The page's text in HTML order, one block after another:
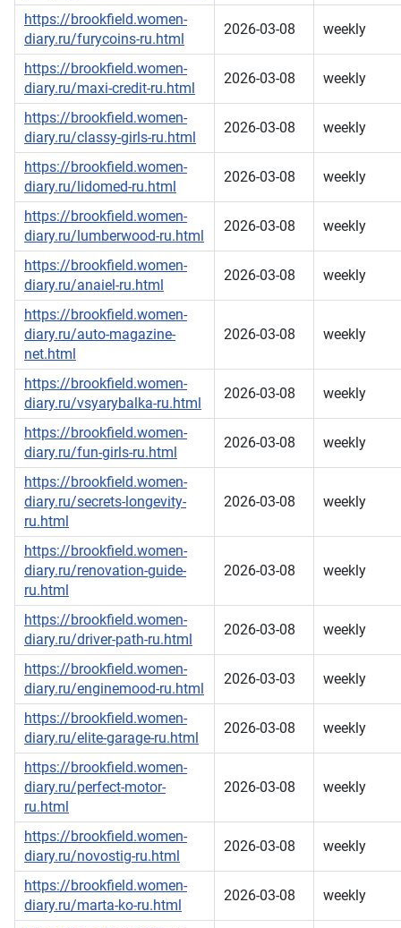
https://brookfield.women-
diary.ru/furycoins-ru.html
2026-03-08 weekly
https://brookfield.women-
diary.ru/maxi-credit-ru.html
2026-03-08 weekly
https://brookfield.women-
diary.ru/classy-girls-ru.html
2026-03-08 weekly
https://brookfield.women-
diary.ru/lidomed-ru.html
2026-03-08 weekly
https://brookfield.women-
diary.ru/lumberwood-ru.html
2026-03-08 weekly
https://brookfield.women-
diary.ru/anaiel-ru.html
2026-03-08 weekly
https://brookfield.women-
diary.ru/auto-magazine-
net.html
2026-03-08 weekly
https://brookfield.women-
diary.ru/vsyarybalka-ru.html
2026-03-08 weekly
https://brookfield.women-
diary.ru/fun-girls-ru.html
2026-03-08 weekly
https://brookfield.women-
diary.ru/secrets-longevity-
ru.html
2026-03-08 weekly
https://brookfield.women-
diary.ru/renovation-guide-
ru.html
2026-03-08 weekly
https://brookfield.women-
diary.ru/driver-path-ru.html
2026-03-08 weekly
https://brookfield.women-
diary.ru/enginemood-ru.html
2026-03-03 weekly
https://brookfield.women-
diary.ru/elite-garage-ru.html
2026-03-08 weekly
https://brookfield.women-
diary.ru/perfect-motor-
ru.html
2026-03-08 weekly
https://brookfield.women-
diary.ru/novostig-ru.html
2026-03-08 weekly
https://brookfield.women-
diary.ru/marta-ko-ru.html
2026-03-08 weekly